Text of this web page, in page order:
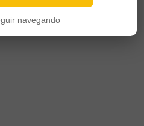
navegando